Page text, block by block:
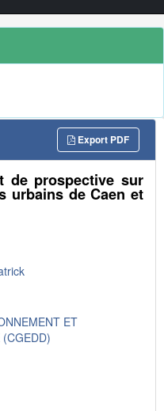
Export PDF
de prospective sur
urbains de Caen et
ET